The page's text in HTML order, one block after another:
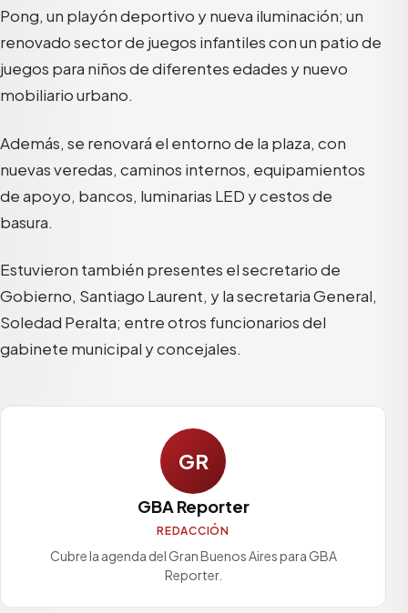
Pong, un playón deportivo y nueva iluminación; un
renovado sector de juegos infantiles con un patio de
juegos para niños de diferentes edades y nuevo
mobiliario urbano.
Además, se renovará el entorno de la plaza, con
nuevas veredas, caminos internos, equipamientos
de apoyo, bancos, luminarias LED y cestos de
basura.
Estuvieron también presentes el secretario de
Gobierno, Santiago Laurent, y la secretaria General,
Soledad Peralta; entre otros funcionarios del
gabinete municipal y concejales.
GR
GBA Reporter
REDACCIÓN
Cubre la agenda del Gran Buenos Aires para GBA
Reporter.